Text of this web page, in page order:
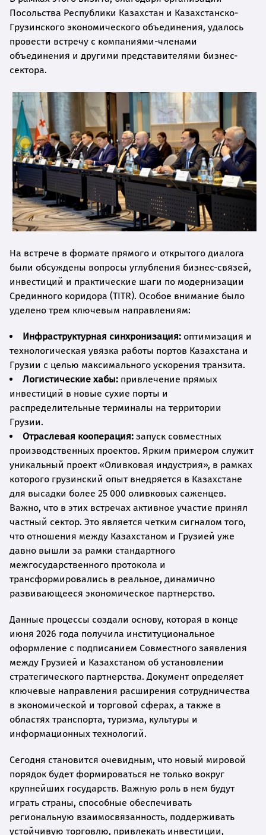
Посольства Республики Казахстан и Казахстанско-
Грузинского экономического объединения, удалось
провести встречу с компаниями-членами
объединения и другими представителями бизнес-
сектора.
На встрече в формате прямого и открытого диалога
были обсуждены вопросы углубления бизнес-связей,
инвестиций и практические шаги по модернизации
Срединного коридора (TITR). Особое внимание было
уделено трем ключевым направлениям:
Инфраструктурная синхронизация: оптимизация и
технологическая увязка работы портов Казахстана и
Грузии с целью максимального ускорения транзита.
Логистические хабы: привлечение прямых
инвестиций в новые сухие порты и
распределительные терминалы на территории
Грузии.
Отраслевая кооперация: запуск совместных
производственных проектов. Ярким примером служит
уникальный проект «Оливковая индустрия», в рамках
которого грузинский опыт внедряется в Казахстане
для высадки более 25 000 оливковых саженцев.
Важно, что в этих встречах активное участие принял
частный сектор. Это является четким сигналом того,
что отношения между Казахстаном и Грузией уже
давно вышли за рамки стандартного
межгосударственного протокола и
трансформировались в реальное, динамично
развивающееся экономическое партнерство.
Данные процессы создали основу, которая в конце
июня 2026 года получила институциональное
оформление с подписанием Совместного заявления
между Грузией и Казахстаном об установлении
стратегического партнерства. Документ определяет
ключевые направления расширения сотрудничества
в экономической и торговой сферах, а также в
областях транспорта, туризма, культуры и
информационных технологий.
Сегодня становится очевидным, что новый мировой
порядок будет формироваться не только вокруг
крупнейших государств. Важную роль в нем будут
играть страны, способные обеспечивать
региональную взаимосвязанность, поддерживать
устойчивую торговлю, привлекать инвестиции,